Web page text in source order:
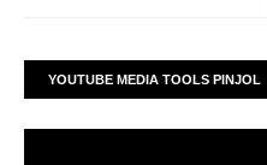
YOUTUBE MEDIA TOOLS PINJOL